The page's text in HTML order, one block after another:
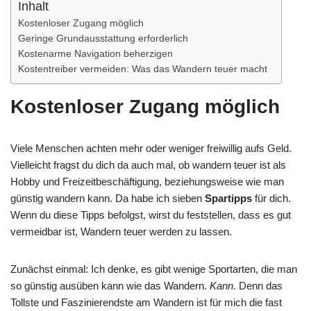
Inhalt
Kostenloser Zugang möglich
Geringe Grundausstattung erforderlich
Kostenarme Navigation beherzigen
Kostentreiber vermeiden: Was das Wandern teuer macht
Kostenloser Zugang möglich
Viele Menschen achten mehr oder weniger freiwillig aufs Geld.
Vielleicht fragst du dich da auch mal, ob wandern teuer ist als
Hobby und Freizeitbeschäftigung, beziehungsweise wie man
günstig wandern kann. Da habe ich sieben Spartipps für dich.
Wenn du diese Tipps befolgst, wirst du feststellen, dass es gut
vermeidbar ist, Wandern teuer werden zu lassen.
Zunächst einmal: Ich denke, es gibt wenige Sportarten, die man
so günstig ausüben kann wie das Wandern. Kann. Denn das
Tollste und Faszinierendste am Wandern ist für mich die fast